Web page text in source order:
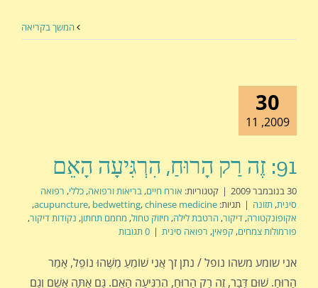
המשך בקריאה
30
2009, 11
91: זֶה רַק הָרוּחַ, הִרְגִּיעָה הָאֵם
30 בנובמבר 2009 | קטגוריות: אורח חיים, בריאות ורפואה, כללי, רפואה
סינית, תזונה | תגיות: acupuncture, bedwetting,chinese medicine
,
אקופונקטורה, דיקור, הרטבת לילה, חיזוק טחול, מחמם תחתון, נקודות דיקור,
פורמולות צמחים, קפאין, רפואה סינית | 0 תגובות
אני שומע משהו נופל / נתן זך אֲנִי שׁוֹמֵעַ מַשֶּׁהוּ נוֹפֵל, אָמַר
הָרוּחַ. שׁוּם דָּבָר, זֶה רַק הָרוּחַ, הִרְגִּיעָה הָאֵם. גַּם אַתָּה אָשֵׁם וְגַם